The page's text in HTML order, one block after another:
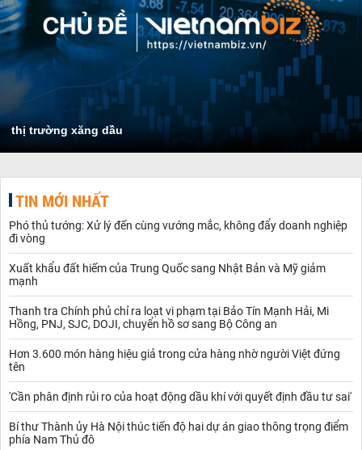
thị trường xăng dầu
TIN MỚI NHẤT
Phó thủ tướng: Xử lý đến cùng vướng mắc, không đẩy doanh nghiệp
đi vòng
Xuất khẩu đất hiếm của Trung Quốc sang Nhật Bản và Mỹ giảm
mạnh
Thanh tra Chính phủ chỉ ra loạt vi phạm tại Bảo Tín Mạnh Hải, Mi
Hồng, PNJ, SJC, DOJI, chuyển hồ sơ sang Bộ Công an
Hơn 3.600 món hàng hiệu giả trong cửa hàng nhờ người Việt đứng
tên
'Cần phân định rủi ro của hoạt động dầu khí với quyết định đầu tư sai'
Bí thư Thành ủy Hà Nội thúc tiến độ hai dự án giao thông trọng điểm
phía Nam Thủ đô